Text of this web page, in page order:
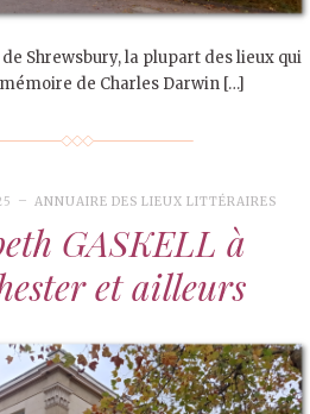
Shrewsbury, la plupart des lieux qui
de Charles Darwin […]
ANNUAIRE DES LIEUX LITTÉRAIRES
GASKELL à
et ailleurs